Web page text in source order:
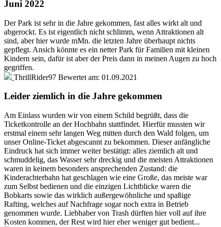
Juni 2022
Der Park ist sehr in die Jahre gekommen, fast alles wirkt alt und
abgerockt. Es ist eigentlich nicht schlimm, wenn Attraktionen alt
sind, aber hier wurde mMn. die letzten Jahre überhaupt nichts
gepflegt. Ansich könnte es ein netter Park für Familien mit kleinen
Kindern sein, dafür ist aber der Preis dann in meinen Augen zu hoch
gegriffen.
ThrillRider97 Bewertet am: 01.09.2021
Leider ziemlich in die Jahre gekommen
Am Einlass wurden wir von einem Schild begrüßt, dass die
Ticketkontrolle an der Hochbahn stattfindet. Hierfür mussten wir
erstmal einem sehr langen Weg mitten durch den Wald folgen, um
unser Online-Ticket abgescannt zu bekommen. Dieser anfängliche
Eindruck hat sich immer weiter bestätigt: alles ziemlich alt und
schmuddelig, das Wasser sehr dreckig und die meisten Attraktionen
waren in keinem besonders ansprechenden Zustand: die
Kinderachterbahn hat geschlagen wie eine Große, das meiste war
zum Selbst bedienen und die einzigen Lichtblicke waren die
Bobkarts sowie das wirklich außergewöhnliche und spaßige
Rafting, welches auf Nachfrage sogar noch extra in Betrieb
genommen wurde. Liebhaber von Trash dürften hier voll auf ihre
Kosten kommen, der Rest wird hier eher weniger gut bedient...